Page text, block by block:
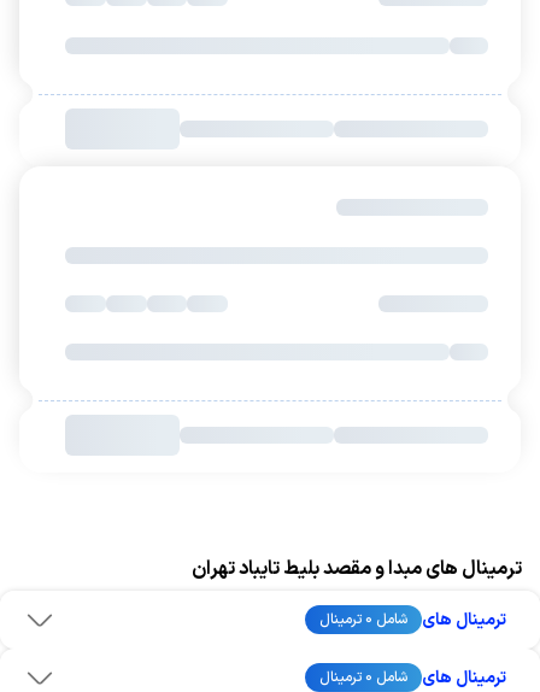
ترمینال های مبدا و مقصد بلیط تایباد تهران
ترمینال های شامل 0 ترمینال
ترمینال های شامل 0 ترمینال